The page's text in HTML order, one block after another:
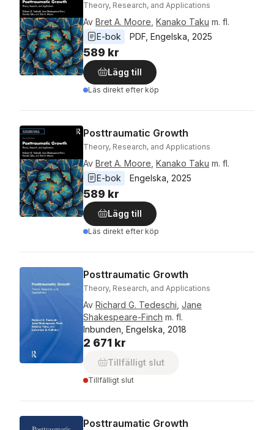
Theory, Research, and Applications
Av Bret A. Moore Kanako Taku m. fl.
E-bok
PDF Engelska 2025
589 kr
Lägg till
Läs direkt efter köp
Posttraumatic Growth
Theory, Research, and Applications
Av Bret A. Moore Kanako Taku m. fl.
E-bok
Engelska 2025
589 kr
Lägg till
Läs direkt efter köp
Posttraumatic Growth
Theory, Research, and Applications
Av Richard G. Tedeschi Jane
Shakespeare-Finch m. fl.
Inbunden, Engelska, 2018
2 671 kr
Tillfälligt slut
Tillfälligt slut
Posttraumatic Growth